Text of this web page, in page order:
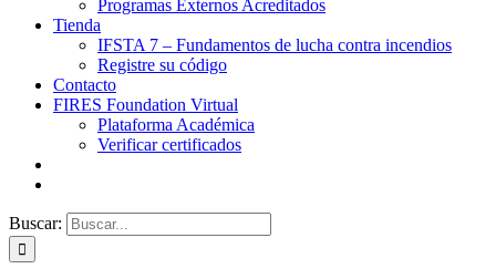
Programas Externos Acreditados
Tienda
IFSTA 7 – Fundamentos de lucha contra incendios
Registre su código
Contacto
FIRES Foundation Virtual
Plataforma Académica
Verificar certificados
Buscar: